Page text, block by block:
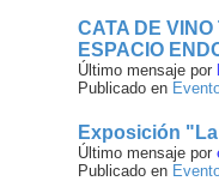
CATA DE
ESPACIO
Último mensaje por
Publicado en
Exposición
Último mensaje por
Publicado en